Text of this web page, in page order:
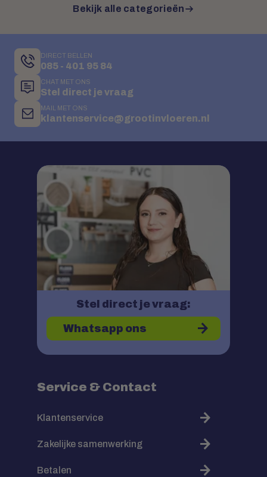
Bekijk alle categorieën
DIRECT BELLEN
085 - 401 95 84
CHAT MET ONS
Stel direct je vraag
MAIL MET ONS
klantenservice@grootinvloeren.nl
Stel direct je vraag:
Whatsapp ons
Service & Contact
Klantenservice
Zakelijke samenwerking
Betalen